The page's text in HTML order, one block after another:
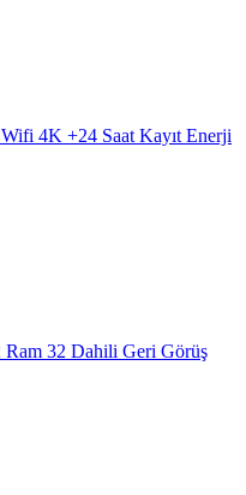
4K +24 Saat Kayıt Enerji
Ram 32 Dahili Geri Görüş